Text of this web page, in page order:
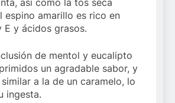
así como la tos seca
espino amarillo es rico en
E y ácidos grasos.
de mentol y eucalipto
un agradable sabor, y
a la de un caramelo, lo
ingesta.